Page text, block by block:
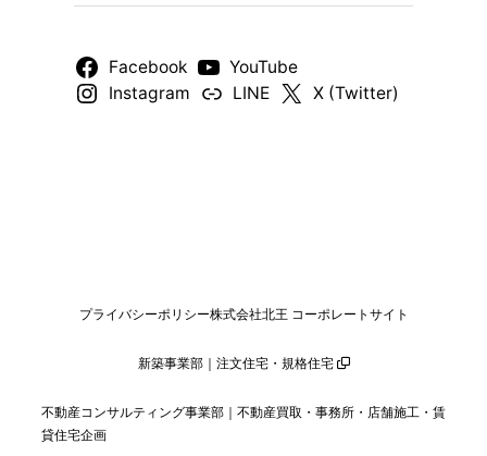
Facebook
YouTube
Instagram
LINE X (Twitter)
プライバシーポリシー株式会社北王 コーポレートサイト
新築事業部｜注文住宅・規格住宅
不動産コンサルティング事業部｜不動産買取・事務所・店舗施工・賃
貸住宅企画